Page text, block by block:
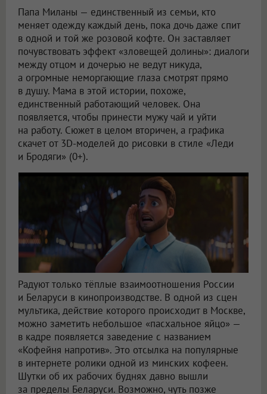
Папа Миланы — единственный из семьи, кто
меняет одежду каждый день, пока дочь даже спит
в одной и той же розовой кофте. Он заставляет
почувствовать эффект «зловещей долины»: диалоги
между отцом и дочерью не ведут никуда,
а огромные неморгающие глаза смотрят прямо
в душу. Мама в этой истории, похоже,
единственный работающий человек. Она
появляется, чтобы принести мужу чай и уйти
на работу. Сюжет в целом вторичен, а графика
скачет от 3D-моделей до рисовки в стиле «Леди
и Бродяги» (0+).
Радуют только тёплые взаимоотношения России
и Беларуси в кинопроизводстве. В одной из сцен
мультика, действие которого происходит в Москве,
можно заметить небольшое «пасхальное яйцо» —
в кадре появляется заведение с названием
«Кофейня напротив». Это отсылка на популярные
в интернете ролики одной из минских кофеен.
Шутки об их рабочих буднях давно вышли
за пределы Беларуси. Возможно, чуть позже